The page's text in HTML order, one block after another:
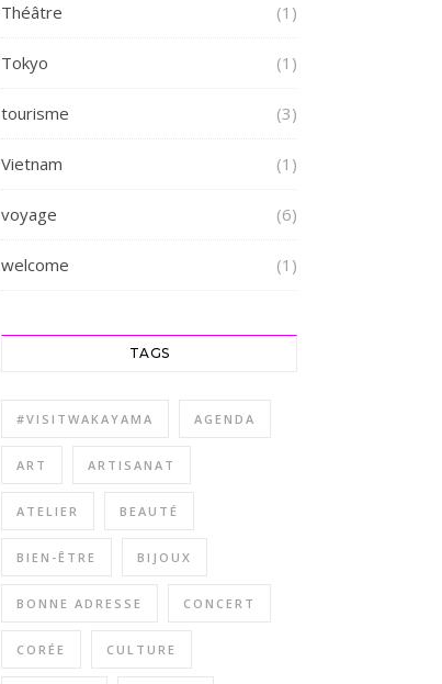
Théâtre (1)
Tokyo (1)
tourisme (3)
Vietnam (1)
voyage (6)
welcome (1)
TAGS
#VISITWAKAYAMA AGENDA
ART ARTISANAT
ATELIER BEAUTÉ
BIEN-ÊTRE BIJOUX
BONNE ADRESSE CONCERT
CORÉE CULTURE